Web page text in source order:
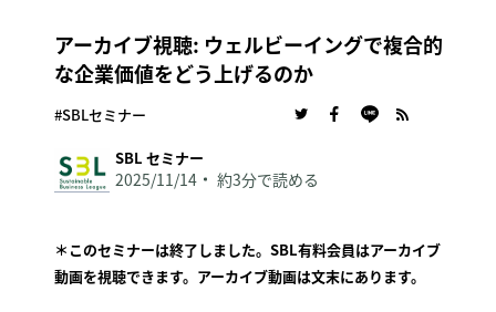
アーカイブ視聴: ウェルビーイングで複合的
な企業価値をどう上げるのか
#SBLセミナー
SBL セミナー
2025/11/14 約3分で読める
＊このセミナーは終了しました。SBL有料会員はアーカイブ
動画を視聴できます。アーカイブ動画は文末にあります。